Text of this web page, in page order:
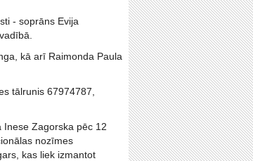
- soprāns Evija
kā arī Raimonda Paula
tālrunis 67974787,
Inese Zagorska pēc 12
nozīmes
kas liek izmantot